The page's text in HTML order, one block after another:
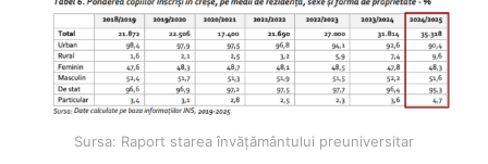
Sursa: Raport starea învățământului preuniversitar